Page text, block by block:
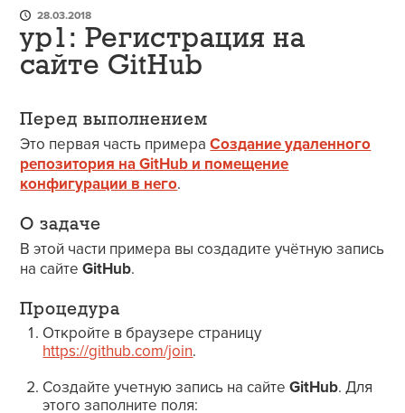
28.03.2018
ур1: Регистрация на
сайте GitHub
Перед выполнением
Это первая часть примераСоздание удаленного
репозитория на GitHub и помещение
конфигурации в него.
О задаче
В этой части примера вы создадите учётную запись
на сайтеGitHub.
Процедура
Откройте в браузере страницу
https://github.com/join.
Создайте учетную запись на сайтеGitHub. Для
этого заполните поля: